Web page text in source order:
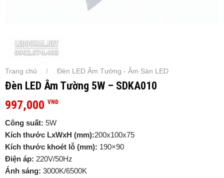
Trang chủ / Đèn LED Âm Tường - Âm Sàn LED
Đèn LED Âm Tường 5W – SDKA010
997,000 VNĐ
Công suất: 5W
Kích thước LxWxH (mm):200x100x75
Kích thước khoét lỗ (mm): 190×90
Điện áp: 220V/50Hz
Ánh sáng: 3000K/6500K